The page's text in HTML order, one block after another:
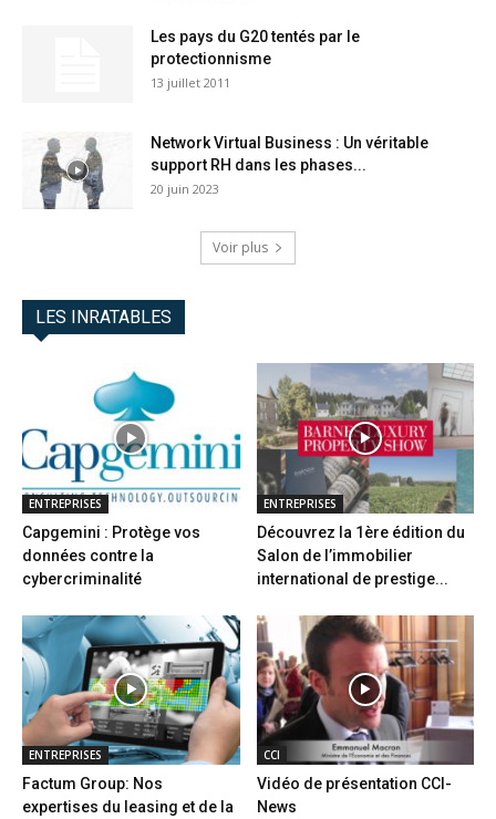
Les pays du G20 tentés par le
protectionnisme
13 juillet 2011
Network Virtual Business : Un véritable
support RH dans les phases...
20 juin 2023
Voir plus
LES INRATABLES
ENTREPRISES
Capgemini : Protège vos
données contre la
cybercriminalité
ENTREPRISES
Découvrez la 1ère édition du
Salon de l’immobilier
international de prestige...
ENTREPRISES
Factum Group: Nos
expertises du leasing et de la
CCI
Vidéo de présentation CCI-
News